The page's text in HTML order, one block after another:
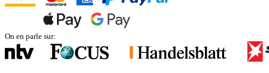
On en parle sur: